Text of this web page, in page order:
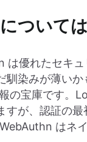
ついて
は優れたセキ
馴染みが薄い
の宝庫です。
すが、認証の
はネ